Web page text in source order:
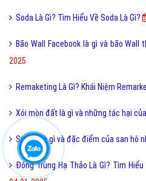
Soda Là Gì? Tìm Hiểu Về Soda Là Gì?
Bão Wall Facebook là gì và bão Wall
2025
Remaketing Là Gì? Khái Niệm
Xói mòn đất là gì và những tác hại
San hô là gì và đặc điểm của san hô
Đông Trùng Hạ Thảo Là Gì? Tìm